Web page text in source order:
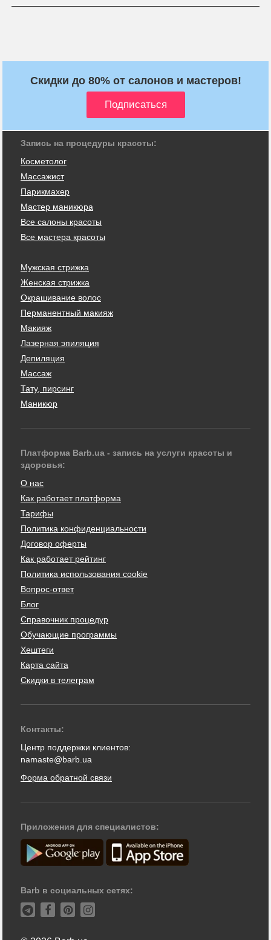
Скидки до 80% от салонов и мастеров!
Запись на процедуры красоты:
Косметолог
Массажист
Парикмахер
Мастер маникюра
Все салоны красоты
Все мастера красоты
Мужская стрижка
Женская стрижка
Окрашивание волос
Перманентный макияж
Макияж
Лазерная эпиляция
Депиляция
Массаж
Тату, пирсинг
Маникюр
Платформа Barb.ua - запись на услуги красоты и
здоровья:
О нас
Как работает платформа
Тарифы
Политика конфиденциальности
Договор оферты
Как работает рейтинг
Политика использования cookie
Вопрос-ответ
Блог
Справочник процедур
Обучающие программы
Хештеги
Карта сайта
Скидки в телеграм
Контакты:
Центр поддержки клиентов:
namaste@barb.ua
Форма обратной связи
Приложения для специалистов:
Barb в социальных сетях: